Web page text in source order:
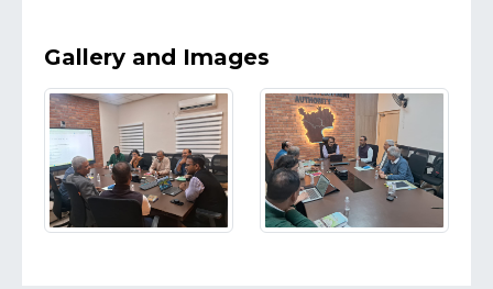
Gallery and Images